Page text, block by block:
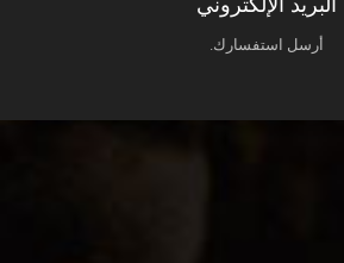
أرسل استفسارك.